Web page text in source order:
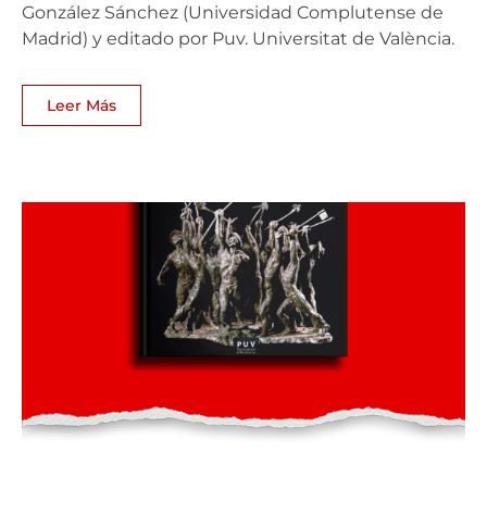
González Sánchez (Universidad Complutense de
Madrid) y editado por Puv. Universitat de València.
Leer Más